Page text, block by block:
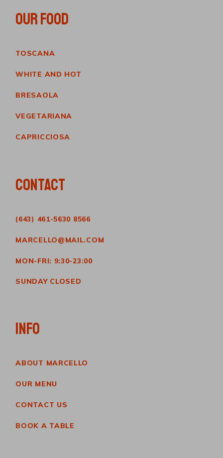
OUR FOOD
TOSCANA
WHITE AND HOT
BRESAOLA
VEGETARIANA
CAPRICCIOSA
CONTACT
(643) 461-5630 8566
MARCELLO@MAIL.COM
MON-FRI: 9:30-23:00
SUNDAY CLOSED
INFO
ABOUT MARCELLO
OUR MENU
CONTACT US
BOOK A TABLE